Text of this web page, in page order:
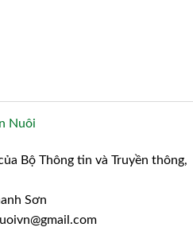
Nuôi
Bộ Thông tin và Truyền thông,
Sơn